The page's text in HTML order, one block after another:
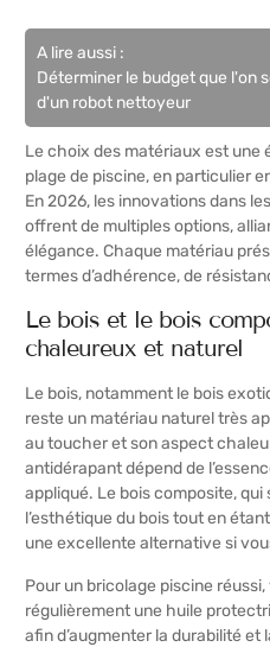
A lire aussi :
Déterminer le budget que l'on
d'un robot nettoyeur
Le choix des matériaux est une
plage de piscine, en particulier
En 2026, les innovations dans
offrent de multiples options,
élégance. Chaque matériau
termes d’adhérence, de
Le bois et le bois
chaleureux et naturel
Le bois, notamment le bois
reste un matériau naturel très
au toucher et son aspect
antidérapant dépend de
appliqué. Le bois composite,
l’esthétique du bois tout en
une excellente alternative si
Pour un bricolage piscine
régulièrement une huile
afin d’augmenter la durabilité